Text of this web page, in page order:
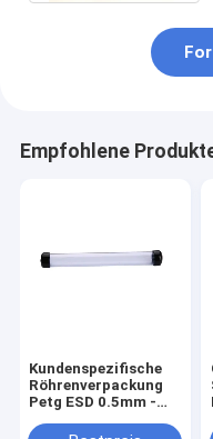
Empfohlene
Kundenspezifische
Röhrenverpackung
Petg ESD 0.5mm -
Endstöpseln